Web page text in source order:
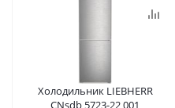
Холодильник LIEBHERR
CNsdb 5723-22 001